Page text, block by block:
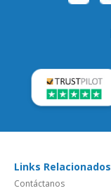
Links Relacionados
Contáctanos